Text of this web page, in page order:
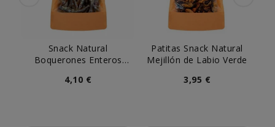
Snack Natural
Boquerones Enteros
4,10 €
Patitas Snack Natural
Mejillón de Labio Verde
3,95 €